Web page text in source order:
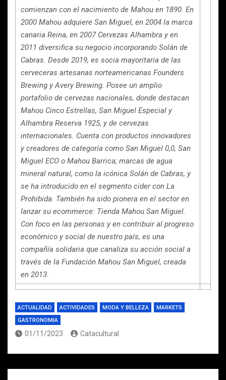
comienzan con el nacimiento de Mahou en 1890. En
2000 Mahou adquiere San Miguel, en 2004 la marca
canaria Reina, en 2007 Cervezas Alhambra y en
2011 diversifica su negocio incorporando Solán de
Cabras. Desde 2019, es socia mayoritaria de las
cerveceras artesanas norteamericanas Founders
Brewing y Avery Brewing. Posee un amplio
portafolio de cervezas nacionales, donde destacan
Mahou Cinco Estrellas, San Miguel Especial y
Alhambra Reserva 1925, y de cervezas
internacionales. Cuenta con productos innovadores
y creadores de categoría como San Miguel 0,0, San
Miguel ECO o Mahou Barrica; marcas de agua
mineral natural, como la icónica Solán de Cabras, y
se ha introducido en el segmento cider con La
Prohibida. También ha sido pionera en el sector en
lanzar su ecommerce: Tienda Mahou San Miguel.
Con foco en las personas y en contribuir al progreso
económico y social de nuestro país, es una
compañía solidaria que canaliza su acción social a
través de la Fundación Mahou San Miguel, creada
en 2013.
ACTUALIDAD ACTIVIDADES MODA Y BELLEZA
MARKETS
GASTRONOMIA
01/11/2023 Catacultural